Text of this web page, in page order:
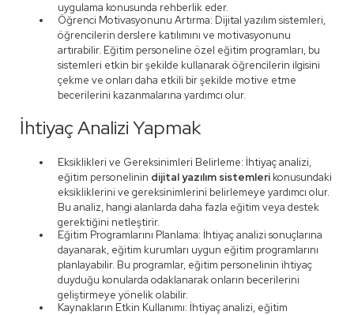
uygulama konusunda rehberlik eder.
Öğrenci Motivasyonunu Artırma: Dijital yazılım sistemleri,
öğrencilerin derslere katılımını ve motivasyonunu
artırabilir. Eğitim personeline özel eğitim programları, bu
sistemleri etkin bir şekilde kullanarak öğrencilerin ilgisini
çekme ve onları daha etkili bir şekilde motive etme
becerilerini kazanmalarına yardımcı olur.
İhtiyaç Analizi Yapmak
Eksiklikleri ve Gereksinimleri Belirleme: İhtiyaç analizi,
eğitim personelinin dijital yazılım sistemleri konusundaki
eksikliklerini ve gereksinimlerini belirlemeye yardımcı olur.
Bu analiz, hangi alanlarda daha fazla eğitim veya destek
gerektiğini netleştirir.
Eğitim Programlarını Planlama: İhtiyaç analizi sonuçlarına
dayanarak, eğitim kurumları uygun eğitim programlarını
planlayabilir. Bu programlar, eğitim personelinin ihtiyaç
duyduğu konularda odaklanarak onların becerilerini
geliştirmeye yönelik olabilir.
Kaynakların Etkin Kullanımı: İhtiyaç analizi, eğitim